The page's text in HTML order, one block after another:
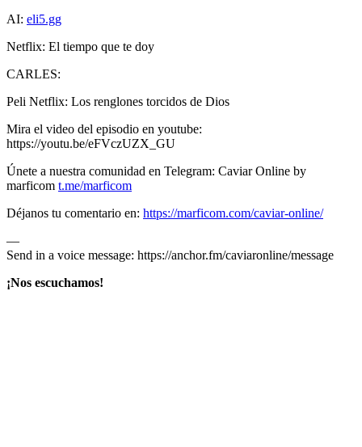
AI: eli5.gg
Netflix: El tiempo que te doy
CARLES:
Peli Netflix: Los renglones torcidos de Dios
Mira el video del episodio en youtube:
https://youtu.be/eFVczUZX_GU
Únete a nuestra comunidad en Telegram: Caviar Online by
marficom t.me/marficom
Déjanos tu comentario en: https://marficom.com/caviar-online/
—
Send in a voice message: https://anchor.fm/caviaronline/message
¡Nos escuchamos!